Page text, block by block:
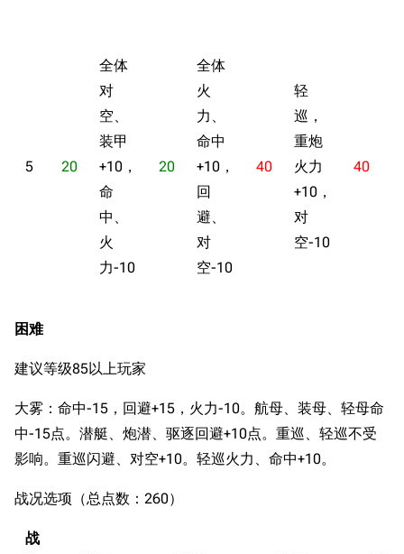
5 20
全体
对
空、
装甲
+10，
命
中、
火
力-10
20
全体
火
力、
命中
+10，
回
避、
对
空-10
40
轻
巡，
重炮
火力
+10，
对
空-10
40
困难
建议等级85以上玩家
大雾：命中-15，回避+15，火力-10。航母、装母、轻母命
中-15点。潜艇、炮潜、驱逐回避+10点。重巡、轻巡不受
影响。重巡闪避、对空+10。轻巡火力、命中+10。
战况选项（总点数：260）
战